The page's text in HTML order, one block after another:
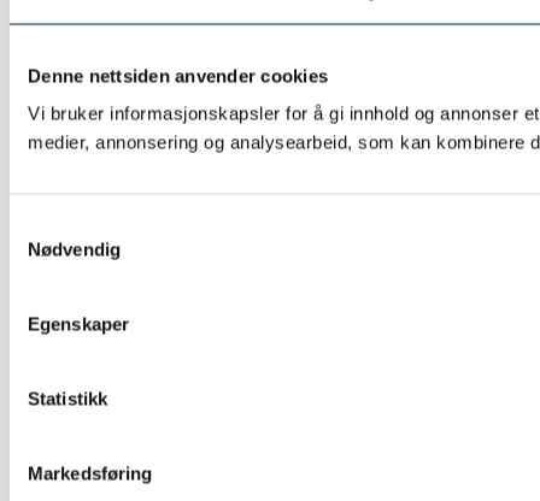
Denne nettsiden anvender cookies
Vi bruker informasjonskapsler for å gi innhold og annonser
medier, annonsering og analysearbeid, som kan
Nødvendig
Egenskaper
Statistikk
Markedsføring